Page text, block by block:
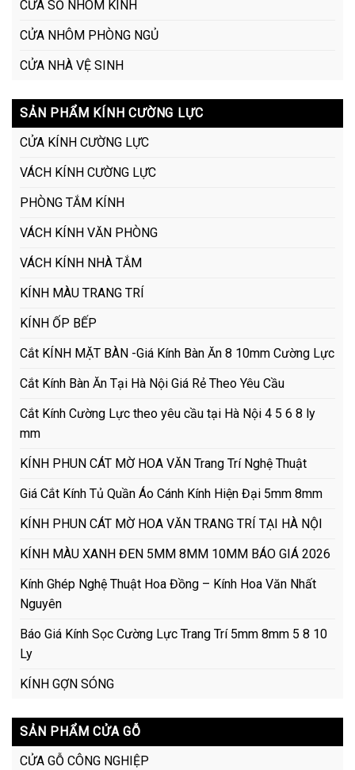
CỬA SỔ NHÔM KÍNH
CỬA NHÔM PHÒNG NGỦ
CỬA NHÀ VỆ SINH
SẢN PHẨM KÍNH CƯỜNG LỰC
CỬA KÍNH CƯỜNG LỰC
VÁCH KÍNH CƯỜNG LỰC
PHÒNG TẮM KÍNH
VÁCH KÍNH VĂN PHÒNG
VÁCH KÍNH NHÀ TẮM
KÍNH MÀU TRANG TRÍ
KÍNH ỐP BẾP
Cắt KÍNH MẶT BÀN -Giá Kính Bàn Ăn 8 10mm Cường Lực
Cắt Kính Bàn Ăn Tại Hà Nội Giá Rẻ Theo Yêu Cầu
Cắt Kính Cường Lực theo yêu cầu tại Hà Nội 4 5 6 8 ly
mm
KÍNH PHUN CÁT MỜ HOA VĂN Trang Trí Nghệ Thuật
Giá Cắt Kính Tủ Quần Áo Cánh Kính Hiện Đại 5mm 8mm
KÍNH PHUN CÁT MỜ HOA VĂN TRANG TRÍ TẠI HÀ NỘI
KÍNH MÀU XANH ĐEN 5MM 8MM 10MM BÁO GIÁ 2026
Kính Ghép Nghệ Thuật Hoa Đồng – Kính Hoa Văn Nhất
Nguyên
Báo Giá Kính Sọc Cường Lực Trang Trí 5mm 8mm 5 8 10
Ly
KÍNH GỢN SÓNG
SẢN PHẨM CỬA GỖ
CỬA GỖ CÔNG NGHIỆP